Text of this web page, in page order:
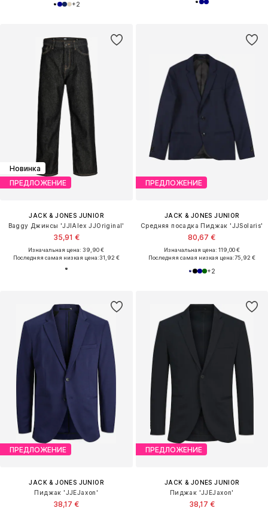
+2
Новинка
ПРЕДЛОЖЕНИЕ
JACK & JONES JUNIOR
Baggy Джинсы 'JJIAlex JJOriginal'
35,91 €
Изначальная цена: 39,90 €
Последняя самая низкая цена:31,92 €
ПРЕДЛОЖЕНИЕ
JACK & JONES JUNIOR
Средняя посадка Пиджак 'JJSolaris'
80,67 €
Изначальная цена: 119,00 €
Последняя самая низкая цена:75,92 €
+2
ПРЕДЛОЖЕНИЕ
JACK & JONES JUNIOR
Пиджак 'JJEJaxon'
38,17 €
ПРЕДЛОЖЕНИЕ
JACK & JONES JUNIOR
Пиджак 'JJEJaxon'
38,17 €